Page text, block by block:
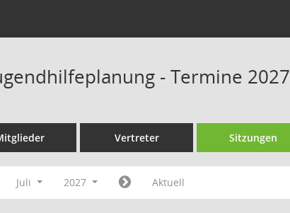
- Termine 2027
Vertreter Sitzungen
Juli 2027 Aktuell